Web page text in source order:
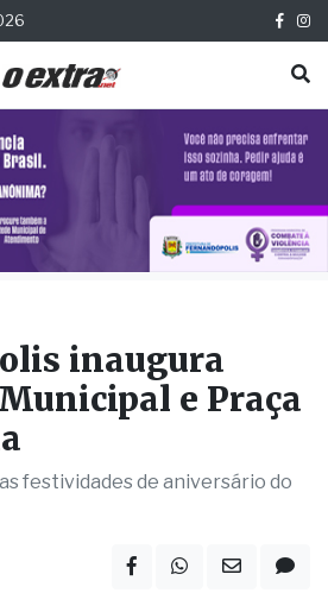
inaugura
e Praça
festividades de aniversário do